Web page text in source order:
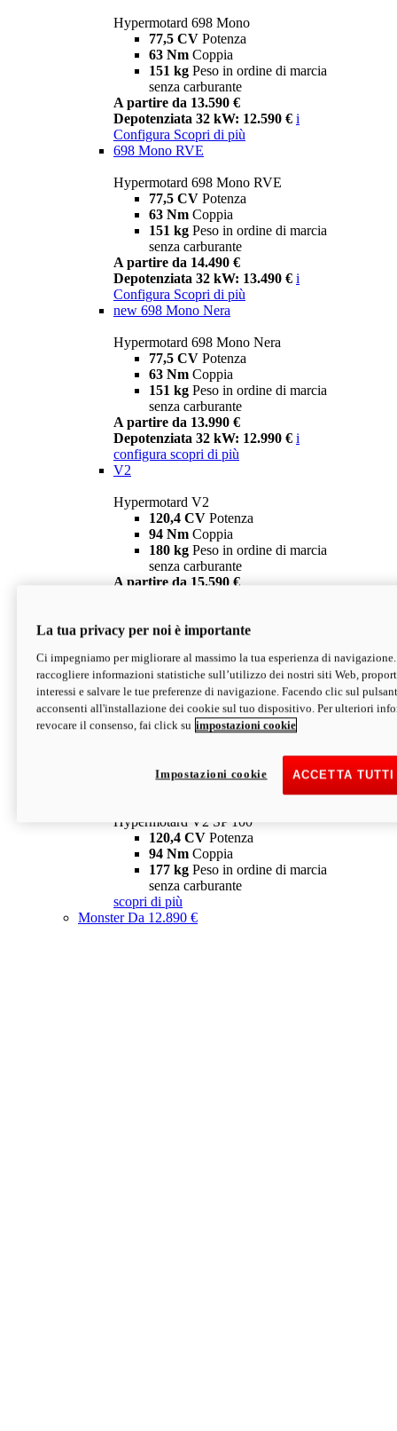
Hypermotard 698 Mono
77,5 CV Potenza
63 Nm Coppia
151 kg Peso in ordine di marcia
senza carburante
A partire da 13.590 €
Depotenziata 32 kW: 12.590 € i
Configura Scopri di più
698 Mono RVE
Hypermotard 698 Mono RVE
77,5 CV Potenza
63 Nm Coppia
151 kg Peso in ordine di marcia
senza carburante
A partire da 14.490 €
Depotenziata 32 kW: 13.490 € i
Configura Scopri di più
new 698 Mono Nera
Hypermotard 698 Mono Nera
77,5 CV Potenza
63 Nm Coppia
151 kg Peso in ordine di marcia
senza carburante
A partire da 13.990 €
Depotenziata 32 kW: 12.990 € i
configura scopri di più
V2
Hypermotard V2
120,4 CV Potenza
94 Nm Coppia
180 kg Peso in ordine di marcia
senza carburante
A partire da 15.590 €
V2 SP
Hypermotard V2 SP
120,4 CVPotenza
94 NmCoppia
177 kgPeso in ordine di marcia
senza carburante
Depotenziata 35 kW: 18.890 € i
configura scopri di più
Hypermotard V2 SP 100
120,4 CV Potenza
94 Nm Coppia
177 kg Peso in ordine di marcia
senza carburante
scopri di più
MonsterDa 12.890 €
La tua privacy per noi è importante
Ci impegniamo per migliorare al massimo la tua esperienza di
raccogliere informazioni statistiche sull’utilizzo dei nostri siti Web,
interessi e salvare le tue preferenze di navigazione. Facendo clic sul
acconsenti all'installazione dei cookie sul tuo dispositivo. Per ulteriori
revocare il consenso, fai click su impostazioni cookie
ACCETTA
Impostazioni cookie